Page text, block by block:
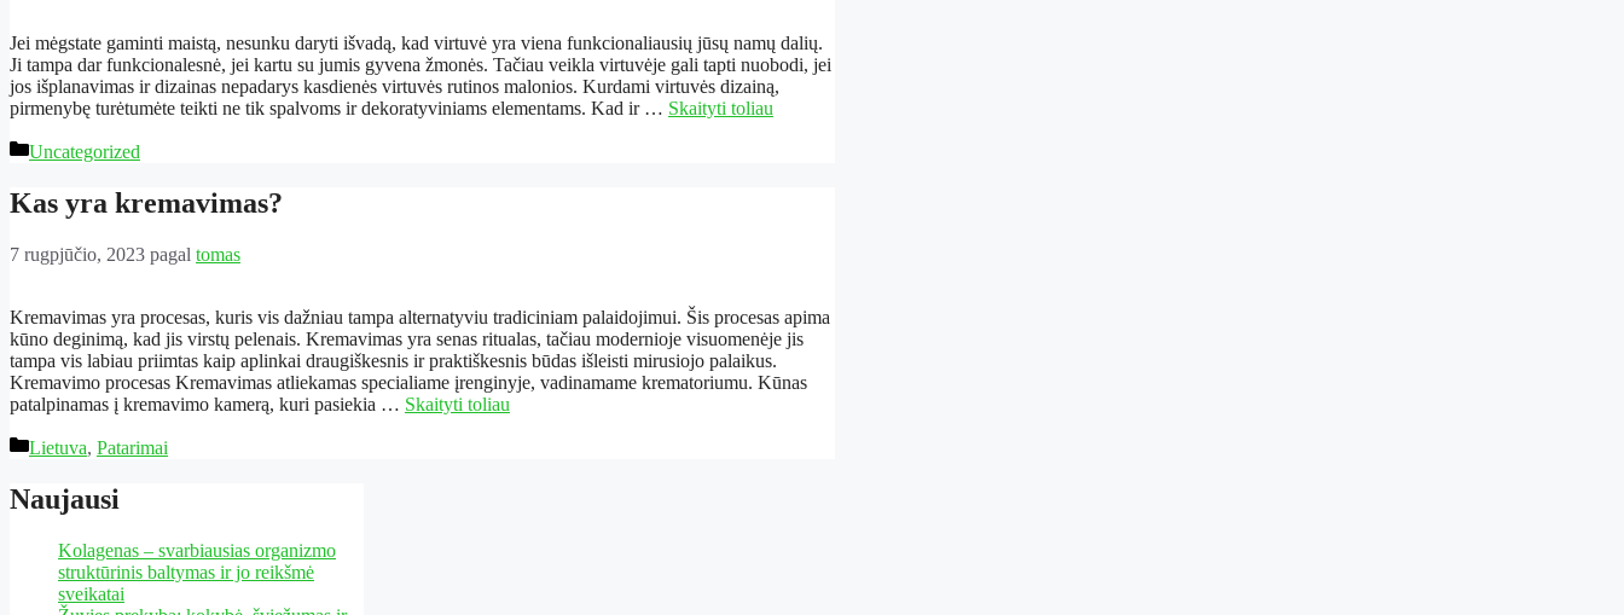
Jei mėgstate gaminti maistą, nesunku daryti išvadą, kad virtuvė yra viena funkcionaliausių jūsų namų dalių.
Ji tampa dar funkcionalesnė, jei kartu su jumis gyvena žmonės. Tačiau veikla virtuvėje gali tapti nuobodi, jei
jos išplanavimas ir dizainas nepadarys kasdienės virtuvės rutinos malonios. Kurdami virtuvės dizainą,
pirmenybę turėtumėte teikti ne tik spalvoms ir dekoratyviniams elementams. Kad ir … Skaityti toliau
Kategorijos
Uncategorized
Kas yra kremavimas?
7 rugpjūčio, 2023 pagal tomas
Kremavimas yra procesas, kuris vis dažniau tampa alternatyviu tradiciniam palaidojimui. Šis procesas apima
kūno deginimą, kad jis virstų pelenais. Kremavimas yra senas ritualas, tačiau modernioje visuomenėje jis
tampa vis labiau priimtas kaip aplinkai draugiškesnis ir praktiškesnis būdas išleisti mirusiojo palaikus.
Kremavimo procesas Kremavimas atliekamas specialiame įrenginyje, vadinamame krematoriumu. Kūnas
patalpinamas į kremavimo kamerą, kuri pasiekia … Skaityti toliau
Kategorijos
Lietuva, Patarimai
Naujausi
Kolagenas – svarbiausias organizmo
struktūrinis baltymas ir jo reikšmė
sveikatai